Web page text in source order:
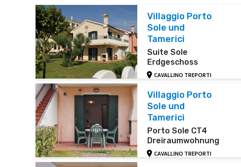
Villaggio Porto
Sole und
Tamerici
Suite Sole
Erdgeschoss
CAVALLINO TREPORTI
Villaggio Porto
Sole und
Tamerici
Porto Sole CT4
Dreiraumwohnung
CAVALLINO TREPORTI